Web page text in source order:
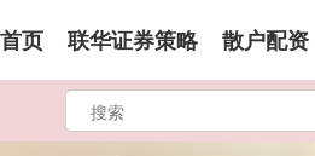
首页 联华证券策略 散户配资